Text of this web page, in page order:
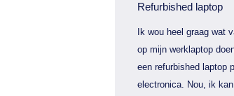
Refurbished laptop
Ik wou heel graag wat
op mijn werklaptop
een refurbished laptop
electronica. Nou, ik